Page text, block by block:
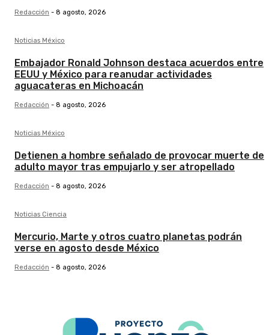
Redacción - 8 agosto, 2026
Noticias México
Embajador Ronald Johnson destaca acuerdos entre
EEUU y México para reanudar actividades
aguacateras en Michoacán
Redacción - 8 agosto, 2026
Noticias México
Detienen a hombre señalado de provocar muerte de
adulto mayor tras empujarlo y ser atropellado
Redacción - 8 agosto, 2026
Noticias Ciencia
Mercurio, Marte y otros cuatro planetas podrán
verse en agosto desde México
Redacción - 8 agosto, 2026